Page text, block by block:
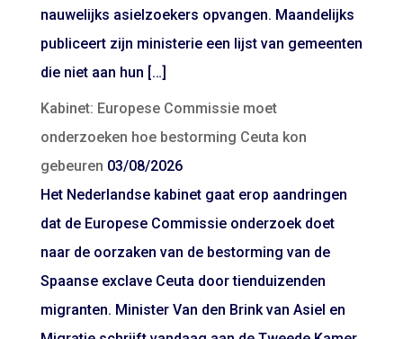
nauwelijks asielzoekers opvangen. Maandelijks
publiceert zijn ministerie een lijst van gemeenten
die niet aan hun […]
Kabinet: Europese Commissie moet
onderzoeken hoe bestorming Ceuta kon
gebeuren 03/08/2026
Het Nederlandse kabinet gaat erop aandringen
dat de Europese Commissie onderzoek doet
naar de oorzaken van de bestorming van de
Spaanse exclave Ceuta door tienduizenden
migranten. Minister Van den Brink van Asiel en